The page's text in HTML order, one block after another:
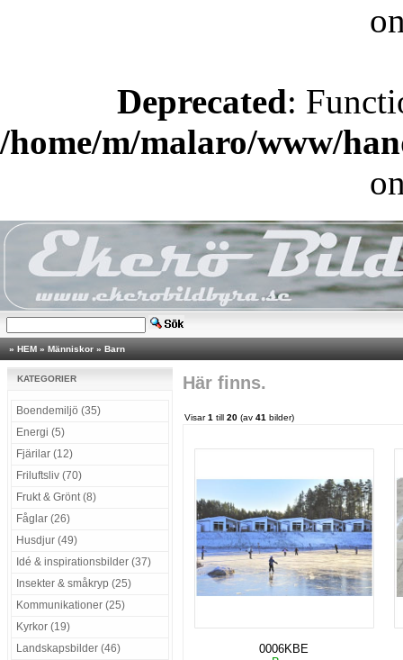
Deprecated:
/home/m/malaro/www/
» HEM » Människor » Barn
KATEGORIER
Boendemiljö (35)
Energi (5)
Fjärilar (12)
Friluftsliv (70)
Frukt & Grönt (8)
Fåglar (26)
Husdjur (49)
Idé & inspirationsbilder (37)
Insekter & småkryp (25)
Kommunikationer (25)
Kyrkor (19)
Landskapsbilder (46)
Här finns.
Visar1 till 20 (av 41 bilder)
0006KBE